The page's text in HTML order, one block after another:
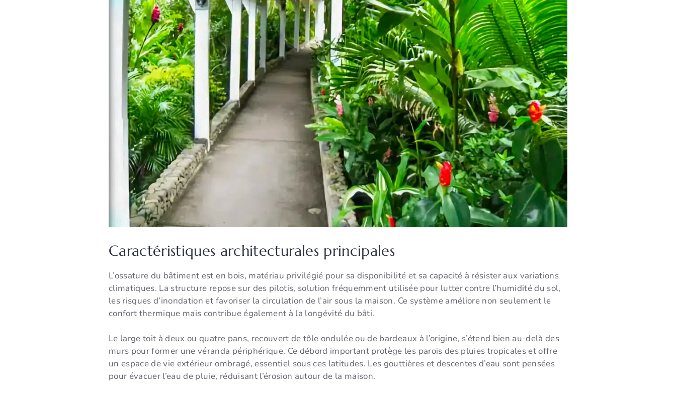
Caractéristiques architecturales principales
L’ossature du bâtiment est en bois, matériau privilégié pour sa disponibilité et sa capacité à résister aux variations
climatiques. La structure repose sur des pilotis, solution fréquemment utilisée pour lutter contre l’humidité du sol,
les risques d’inondation et favoriser la circulation de l’air sous la maison. Ce système améliore non seulement le
confort thermique mais contribue également à la longévité du bâti.
Le large toit à deux ou quatre pans, recouvert de tôle ondulée ou de bardeaux à l’origine, s’étend bien au-delà des
murs pour former une véranda périphérique. Ce débord important protège les parois des pluies tropicales et offre
un espace de vie extérieur ombragé, essentiel sous ces latitudes. Les gouttières et descentes d’eau sont pensées
pour évacuer l’eau de pluie, réduisant l’érosion autour de la maison.